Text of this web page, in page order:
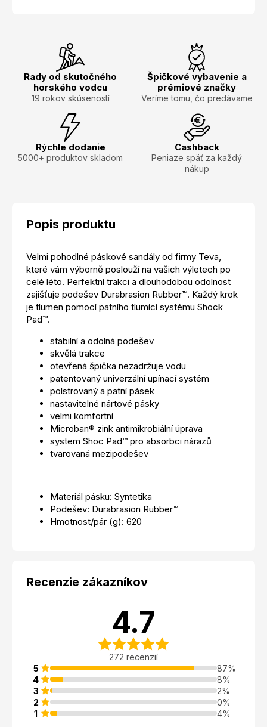
Rady od skutočného
horského vodcu
19 rokov skúseností
Špičkové vybavenie a
prémiové značky
Veríme tomu, čo predávame
Rýchle dodanie
5000+ produktov skladom
Cashback
Peniaze späť za každý
nákup
Popis produktu
Velmi pohodlné páskové sandály od firmy Teva,
které vám výborně poslouží na vašich výletech po
celé léto. Perfektní trakci a dlouhodobou odolnost
zajišťuje podešev Durabrasion Rubber™. Každý krok
je tlumen pomocí patního tlumící systému Shock
Pad™.
stabilní a odolná podešev
skvělá trakce
otevřená špička nezadržuje vodu
patentovaný univerzální upínací systém
polstrovaný a patní pásek
nastavitelné nártové pásky
velmi komfortní
Microban® zink antimikrobiální úprava
system Shoc Pad™ pro absorbci nárazů
tvarovaná mezipodešev
Materiál pásku: Syntetika
Podešev: Durabrasion Rubber™
Hmotnost/pár (g): 620
Recenzie zákazníkov
4.7
272 recenzií
5
87%
4
8%
3
2%
2
0%
1
4%